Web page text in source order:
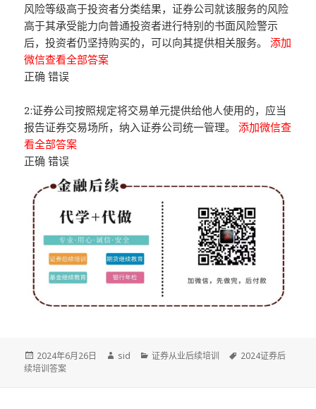
风险等级高于投资者分类结果，证券公司就该服务的风险
高于其承受能力向普通投资者进行特别的书面风险警示
后，投资者仍坚持购买的，可以向其提供相关服务。添加
微信查看全部答案
正确 错误
2:证券公司按照规定将交易单元提供给他人使用的，应当
报告证券交易场所，纳入证券公司统一管理。添加微信查
看全部答案
正确 错误
发
布
2024年6月26日
作
sid
分
证券从业后续培训
标
2024证券后
续培训答案